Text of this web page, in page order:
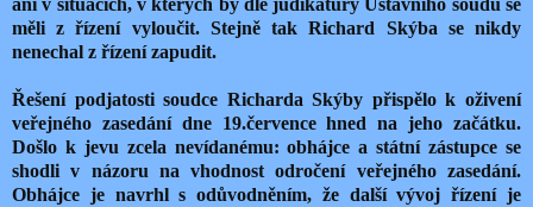
ani v situacích, v kterých by dle judikatury Ústavního soudu se
měli z řízení vyloučit. Stejně tak Richard Skýba se nikdy
nenechal z řízení zapudit.
Řešení podjatosti soudce Richarda Skýby přispělo k oživení
veřejného zasedání dne 19.července hned na jeho začátku.
Došlo k jevu zcela nevídanému: obhájce a státní zástupce se
shodli v názoru na vhodnost odročení veřejného zasedání.
Obhájce je navrhl s odůvodněním, že další vývoj řízení je